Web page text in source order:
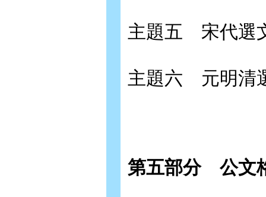
主題五 宋代選
主題六 元明清
第五部分 公文